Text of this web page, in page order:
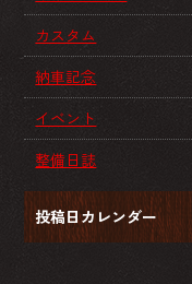
カスタム
納車記念
イベント
整備日誌
投稿日カレンダー